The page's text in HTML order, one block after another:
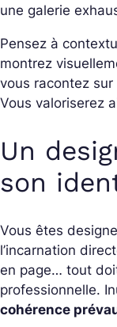
une galerie
Pensez à
montrez
vous racontez
Vous valoriserez
Un
son
Vous êtes
l’incarnation
en page… tout
professionnelle.
cohérence